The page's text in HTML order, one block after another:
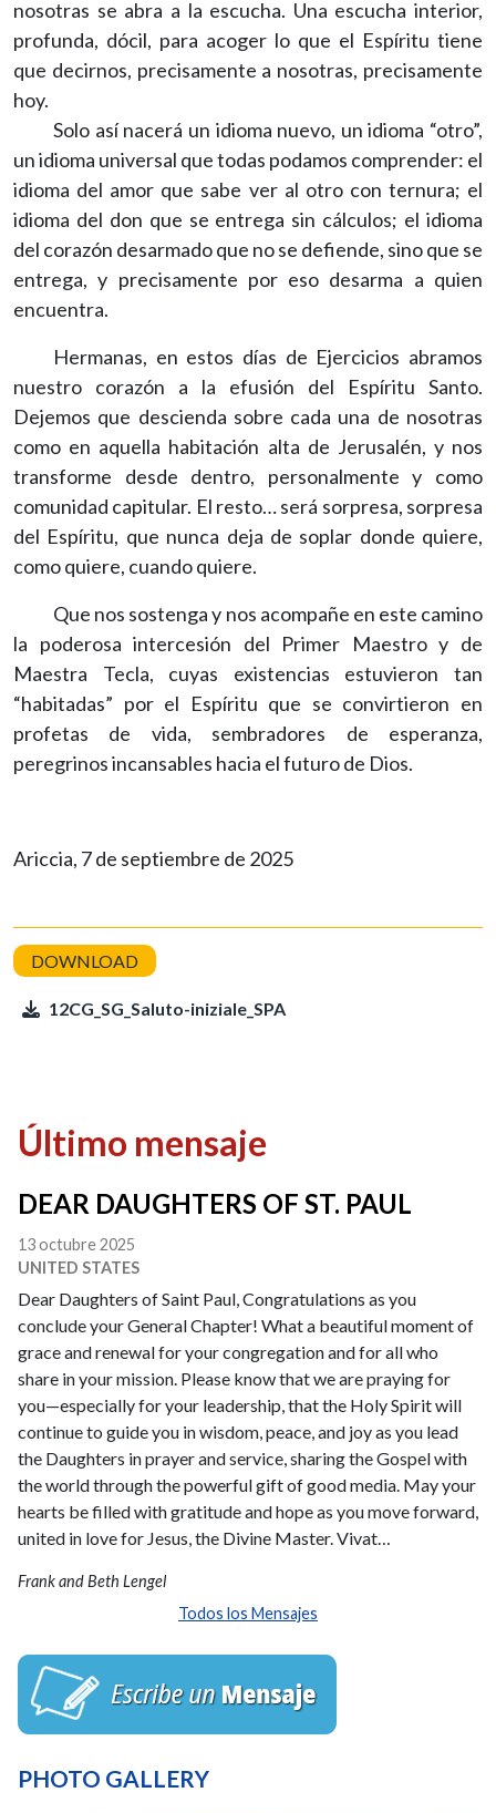
nosotras se abra a la escucha. Una escucha interior,
profunda, dócil, para acoger lo que el Espíritu tiene
que decirnos, precisamente a nosotras, precisamente
hoy.
Solo así nacerá un idioma nuevo, un idioma “otro”,
un idioma universal que todas podamos comprender: el
idioma del amor que sabe ver al otro con ternura; el
idioma del don que se entrega sin cálculos; el idioma
del corazón desarmado que no se defiende, sino que se
entrega, y precisamente por eso desarma a quien
encuentra.
Hermanas, en estos días de Ejercicios abramos
nuestro corazón a la efusión del Espíritu Santo.
Dejemos que descienda sobre cada una de nosotras
como en aquella habitación alta de Jerusalén, y nos
transforme desde dentro, personalmente y como
comunidad capitular. El resto… será sorpresa, sorpresa
del Espíritu, que nunca deja de soplar donde quiere,
como quiere, cuando quiere.
Que nos sostenga y nos acompañe en este camino
la poderosa intercesión del Primer Maestro y de
Maestra Tecla, cuyas existencias estuvieron tan
“habitadas” por el Espíritu que se convirtieron en
profetas de vida, sembradores de esperanza,
peregrinos incansables hacia el futuro de Dios.
Ariccia, 7 de septiembre de 2025
12CG_SG_Saluto-iniziale_SPA
Último mensaje
DEAR DAUGHTERS OF ST. PAUL
13 octubre 2025
UNITED STATES
Dear Daughters of Saint Paul, Congratulations as you
conclude your General Chapter! What a beautiful moment of
grace and renewal for your congregation and for all who
share in your mission. Please know that we are praying for
you—especially for your leadership, that the Holy Spirit will
continue to guide you in wisdom, peace, and joy as you lead
the Daughters in prayer and service, sharing the Gospel with
the world through the powerful gift of good media. May your
hearts be filled with gratitude and hope as you move forward,
united in love for Jesus, the Divine Master. Vivat…
Frank and Beth Lengel
Todos los Mensajes
PHOTO GALLERY